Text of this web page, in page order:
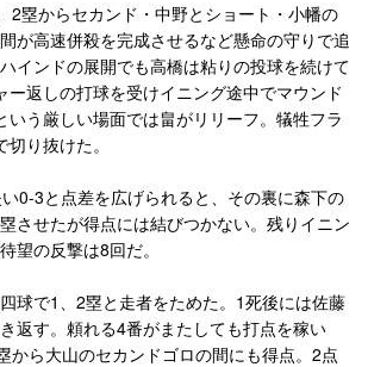
2塁からセカンド・中野とショート・小幡の
が高速併殺を完成させるなど懸命の守りで追
インドの展開でも高橋は粘りの投球を続けて
ー返しの打球を受けイニング途中でマウンド
いう厳しい場面では畠がリリーフ。犠牲フラ
り抜けた。
0-3と点差を広げられると、その裏に森下の
させたが得点には結びつかない。残りイニン
望の反撃は8回だ。
球で1、2塁と走者をためた。1死後には佐藤
返す。頼れる4番がまたしても打点を稼い
から大山のセカンドゴロの間にも得点。2点